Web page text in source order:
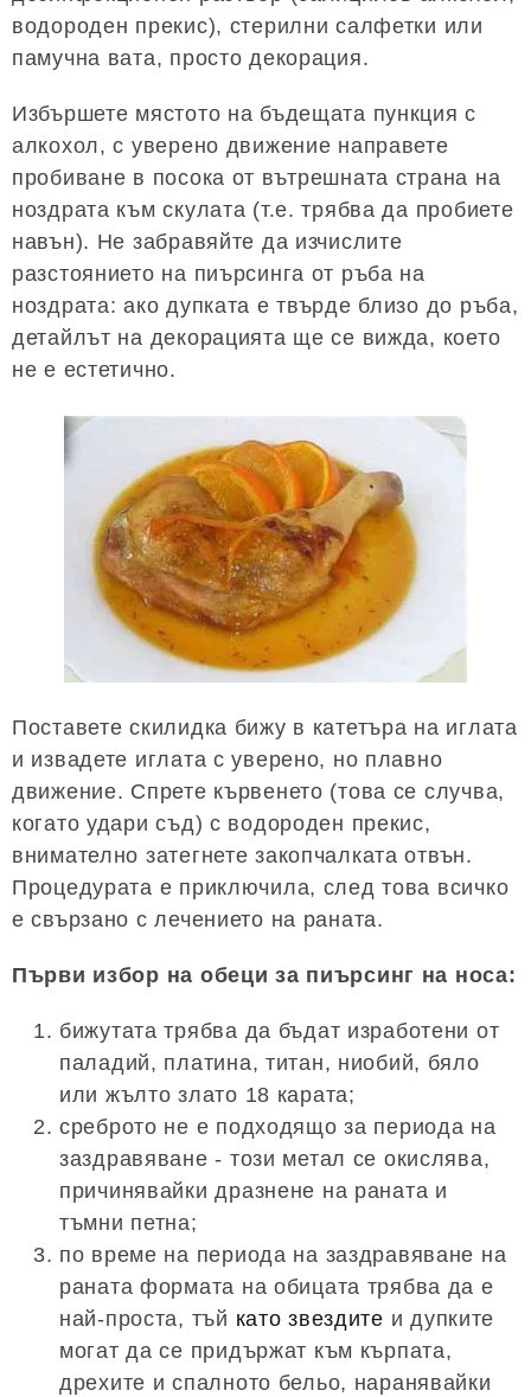
водороден прекис), стерилни салфетки или
памучна вата, просто декорация.
Избършете мястото на бъдещата пункция с
алкохол, с уверено движение направете
пробиване в посока от вътрешната страна на
ноздрата към скулата (т.е. трябва да пробиете
навън). Не забравяйте да изчислите
разстоянието на пиърсинга от ръба на
ноздрата: ако дупката е твърде близо до ръба,
детайлът на декорацията ще се вижда, което
не е естетично.
Поставете скилидка бижу в катетъра на иглата
и извадете иглата с уверено, но плавно
движение. Спрете кървенето (това се случва,
когато удари съд) с водороден прекис,
внимателно затегнете закопчалката отвън.
Процедурата е приключила, след това всичко
е свързано с лечението на раната.
Първи избор на обеци за пиърсинг на носа:
бижутата трябва да бъдат изработени от
паладий, платина, титан, ниобий, бяло
или жълто злато 18 карата;
среброто не е подходящо за периода на
заздравяване - този метал се окислява,
причинявайки дразнене на раната и
тъмни петна;
по време на периода на заздравяване на
раната формата на обицата трябва да е
най-проста, тъй като звездите и дупките
могат да се придържат към кърпата,
дрехите и спалното бельо, наранявайки